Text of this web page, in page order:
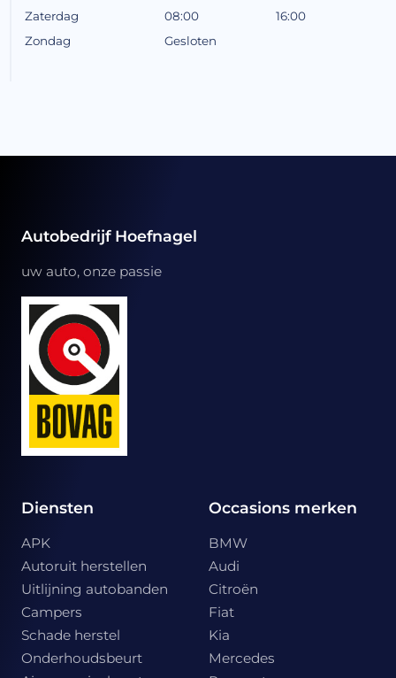
Zaterdag
08:00
16:00
Zondag
Gesloten
Autobedrijf Hoefnagel
uw auto, onze passie
Diensten
APK
Autoruit herstellen
Uitlijning autobanden
Campers
Schade herstel
Onderhoudsbeurt
Occasions merken
BMW
Audi
Citroën
Fiat
Kia
Mercedes